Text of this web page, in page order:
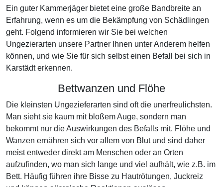
Ein guter Kammerjäger bietet eine große Bandbreite an
Erfahrung, wenn es um die Bekämpfung von Schädlingen
geht. Folgend informieren wir Sie bei welchen
Ungezierarten unsere Partner Ihnen unter Anderem helfen
können, und wie Sie für sich selbst einen Befall bei sich in
Karstädt erkennen.
Bettwanzen und Flöhe
Die kleinsten Ungezieferarten sind oft die unerfreulichsten.
Man sieht sie kaum mit bloßem Auge, sondern man
bekommt nur die Auswirkungen des Befalls mit. Flöhe und
Wanzen ernähren sich vor allem von Blut und sind daher
meist entweder direkt am Menschen oder an Orten
aufzufinden, wo man sich lange und viel aufhält, wie z.B. im
Bett. Häufig führen ihre Bisse zu Hautrötungen, Juckreiz